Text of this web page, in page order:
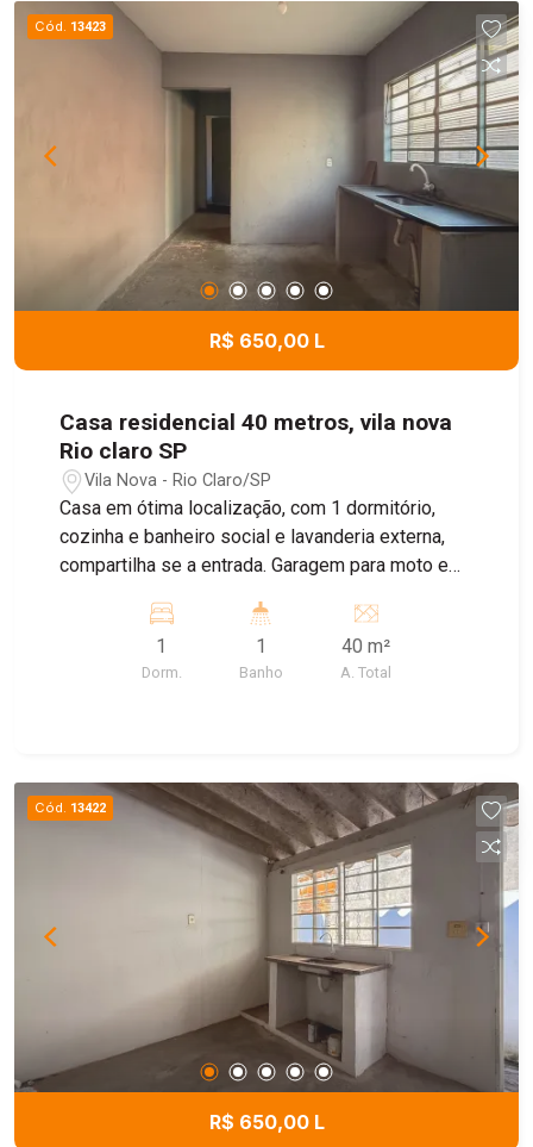
Cód. 13423
R$ 650,00 L
Casa residencial 40 metros, vila nova
Rio claro SP
Vila Nova - Rio Claro/SP
Casa em ótima localização, com 1 dormitório,
cozinha e banheiro social e lavanderia externa,
compartilha se a entrada. Garagem para moto e
1
Dorm.
1
Banho
40 m²
A. Total
Cód. 13422
R$ 650,00 L